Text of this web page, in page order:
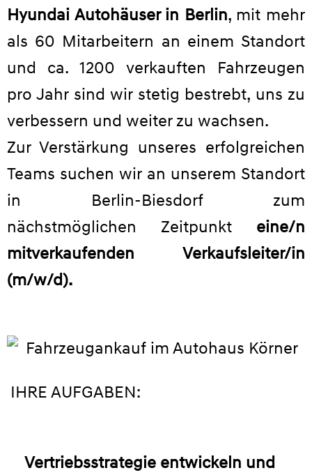
Hyundai Autohäuser in Berlin, mit mehr
als 60 Mitarbeitern an einem Standort
und ca. 1200 verkauften Fahrzeugen
pro Jahr sind wir stetig bestrebt, uns zu
verbessern und weiter zu wachsen.
Zur Verstärkung unseres erfolgreichen
Teams suchen wir an unserem Standort
in Berlin-Biesdorf zum
nächstmöglichen Zeitpunkt eine/n
mitverkaufenden Verkaufsleiter/in
(m/w/d).
IHRE AUFGABEN:
Vertriebsstrategie entwickeln und